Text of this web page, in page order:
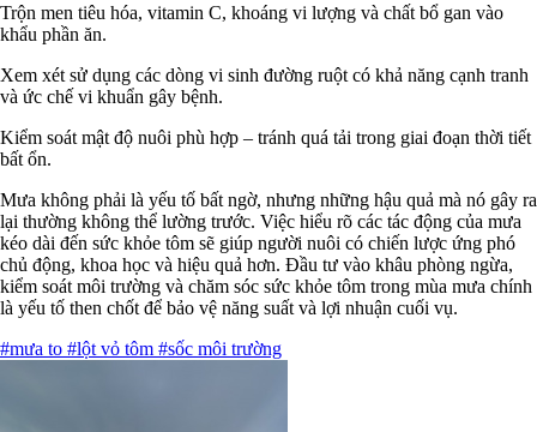
Trộn men tiêu hóa, vitamin C, khoáng vi lượng và chất bổ gan vào
khẩu phần ăn.
Xem xét sử dụng các dòng vi sinh đường ruột có khả năng cạnh tranh
và ức chế vi khuẩn gây bệnh.
Kiểm soát mật độ nuôi phù hợp – tránh quá tải trong giai đoạn thời tiết
bất ổn.
Mưa không phải là yếu tố bất ngờ, nhưng những hậu quả mà nó gây ra
lại thường không thể lường trước. Việc hiểu rõ các tác động của mưa
kéo dài đến sức khỏe tôm sẽ giúp người nuôi có chiến lược ứng phó
chủ động, khoa học và hiệu quả hơn. Đầu tư vào khâu phòng ngừa,
kiểm soát môi trường và chăm sóc sức khỏe tôm trong mùa mưa chính
là yếu tố then chốt để bảo vệ năng suất và lợi nhuận cuối vụ.
#mưa to #lột vỏ tôm #sốc môi trường